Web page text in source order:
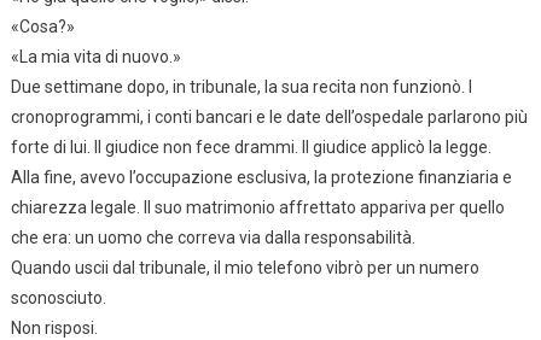
«Cosa?»
«La mia vita di nuovo.»
Due settimane dopo, in tribunale, la sua recita non funzionò. I
cronoprogrammi, i conti bancari e le date dell’ospedale parlarono più
forte di lui. Il giudice non fece drammi. Il giudice applicò la legge.
Alla fine, avevo l’occupazione esclusiva, la protezione finanziaria e
chiarezza legale. Il suo matrimonio affrettato appariva per quello
che era: un uomo che correva via dalla responsabilità.
Quando uscii dal tribunale, il mio telefono vibrò per un numero
sconosciuto.
Non risposi.